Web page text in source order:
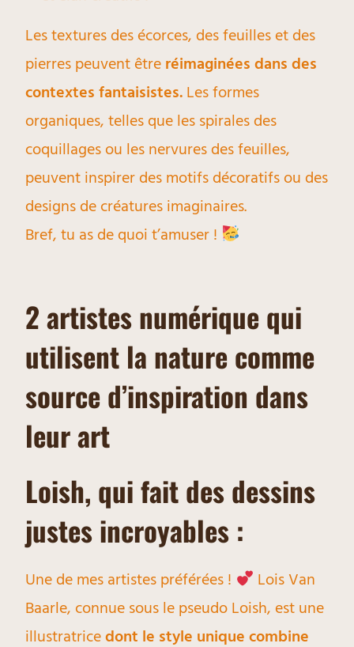
Les textures des écorces, des feuilles et des
pierres peuvent être réimaginées dans des
contextes fantaisistes. Les formes
organiques, telles que les spirales des
coquillages ou les nervures des feuilles,
peuvent inspirer des motifs décoratifs ou des
designs de créatures imaginaires.
Bref, tu as de quoi t’amuser !
2 artistes numérique qui
utilisent la nature comme
source d’inspiration dans
leur art
Loish, qui fait des dessins
justes incroyables :
Une de mes artistes préférées !
Lois Van
Baarle, connue sous le pseudo Loish, est une
illustratricedont le style unique combine